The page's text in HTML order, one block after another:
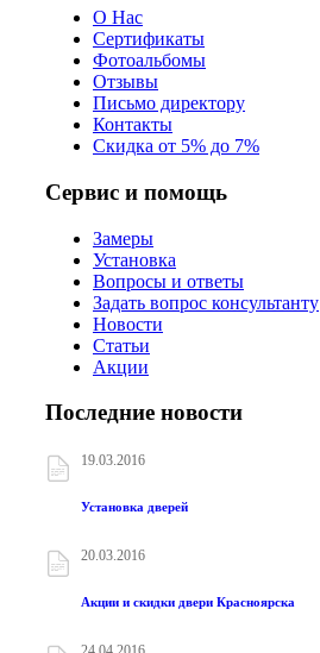
О Нас
Сертификаты
Фотоальбомы
Отзывы
Письмо директору
Контакты
Скидка от 5% до 7%
Сервис и помощь
Замеры
Установка
Вопросы и ответы
Задать вопрос консультанту
Новости
Статьи
Акции
Последние новости
19.03.2016
Установка дверей
20.03.2016
Акции и скидки двери Красноярска